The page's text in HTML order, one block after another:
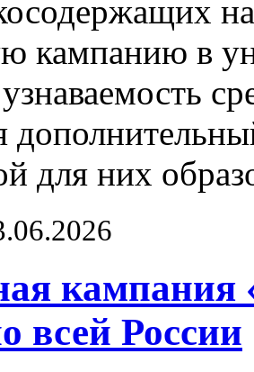
кампанию в
для них
кампания
всей России